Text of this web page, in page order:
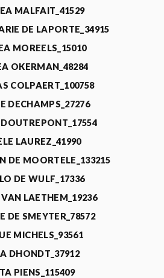
MALFAIT_41529
DE LAPORTE_34915
MOREELS_15010
OKERMAN_48284
COLPAERT_100758
DECHAMPS_27276
LAUREZ_41990
DE MOORTELE_133215
DE WULF_17336
LAETHEM_19236
DE SMEYTER_78572
MICHELS_93561
DHONDT_37912
PIENS_115409